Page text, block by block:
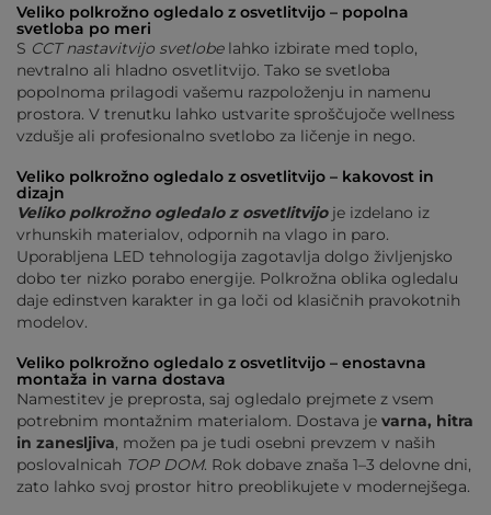
Veliko polkrožno ogledalo z osvetlitvijo – popolna
svetloba po meri
S CCT nastavitvijo svetlobelahko izbirate med toplo,
nevtralno ali hladno osvetlitvijo. Tako se svetloba
popolnoma prilagodi vašemu razpoloženju in namenu
prostora. V trenutku lahko ustvarite sproščujoče wellness
vzdušje ali profesionalno svetlobo za ličenje in nego.
Veliko polkrožno ogledalo z osvetlitvijo – kakovost in
dizajn
Veliko polkrožno ogledalo z osvetlitvijoje izdelano iz
vrhunskih materialov, odpornih na vlago in paro.
Uporabljena LED tehnologija zagotavlja dolgo življenjsko
dobo ter nizko porabo energije. Polkrožna oblika ogledalu
daje edinstven karakter in ga loči od klasičnih pravokotnih
modelov.
Veliko polkrožno ogledalo z osvetlitvijo – enostavna
montaža in varna dostava
Namestitev je preprosta, saj ogledalo prejmete z vsem
potrebnim montažnim materialom. Dostava je varna, hitra
in zanesljiva, možen pa je tudi osebni prevzem v naših
poslovalnicah TOP DOM. Rok dobave znaša 1–3 delovne dni,
zato lahko svoj prostor hitro preoblikujete v modernejšega.